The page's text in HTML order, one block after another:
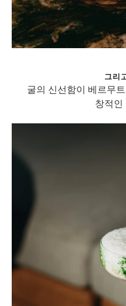
그리
굴의 신선함이 베르무
창적인